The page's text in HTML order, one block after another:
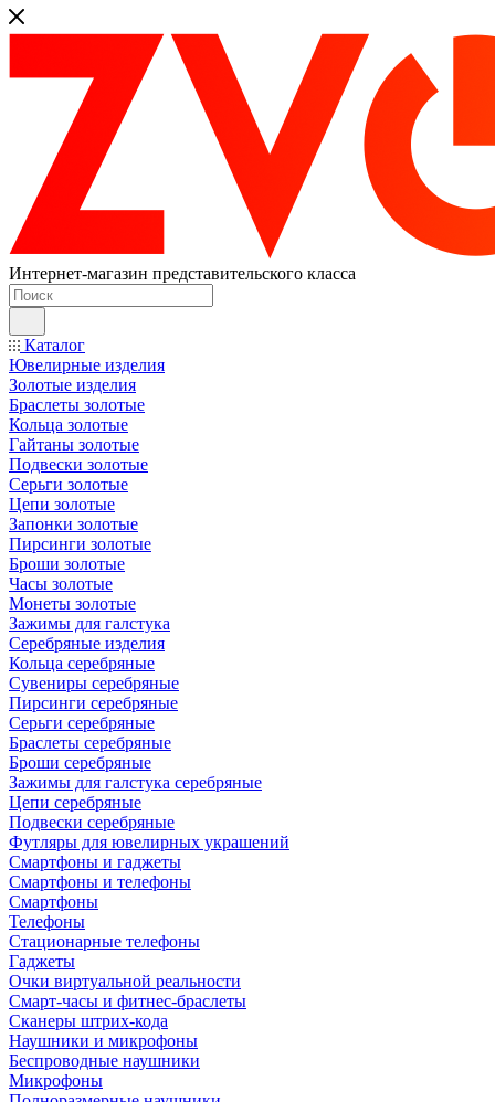
Интернет-магазин представительского класса
Каталог
Ювелирные изделия
Золотые изделия
Браслеты золотые
Кольца золотые
Гайтаны золотые
Подвески золотые
Серьги золотые
Цепи золотые
Запонки золотые
Пирсинги золотые
Броши золотые
Часы золотые
Монеты золотые
Зажимы для галстука
Серебряные изделия
Кольца серебряные
Сувениры серебряные
Пирсинги серебряные
Серьги серебряные
Браслеты серебряные
Броши серебряные
Зажимы для галстука серебряные
Цепи серебряные
Подвески серебряные
Футляры для ювелирных украшений
Смартфоны и гаджеты
Смартфоны и телефоны
Смартфоны
Телефоны
Стационарные телефоны
Гаджеты
Очки виртуальной реальности
Смарт-часы и фитнес-браслеты
Сканеры штрих-кода
Наушники и микрофоны
Беспроводные наушники
Микрофоны